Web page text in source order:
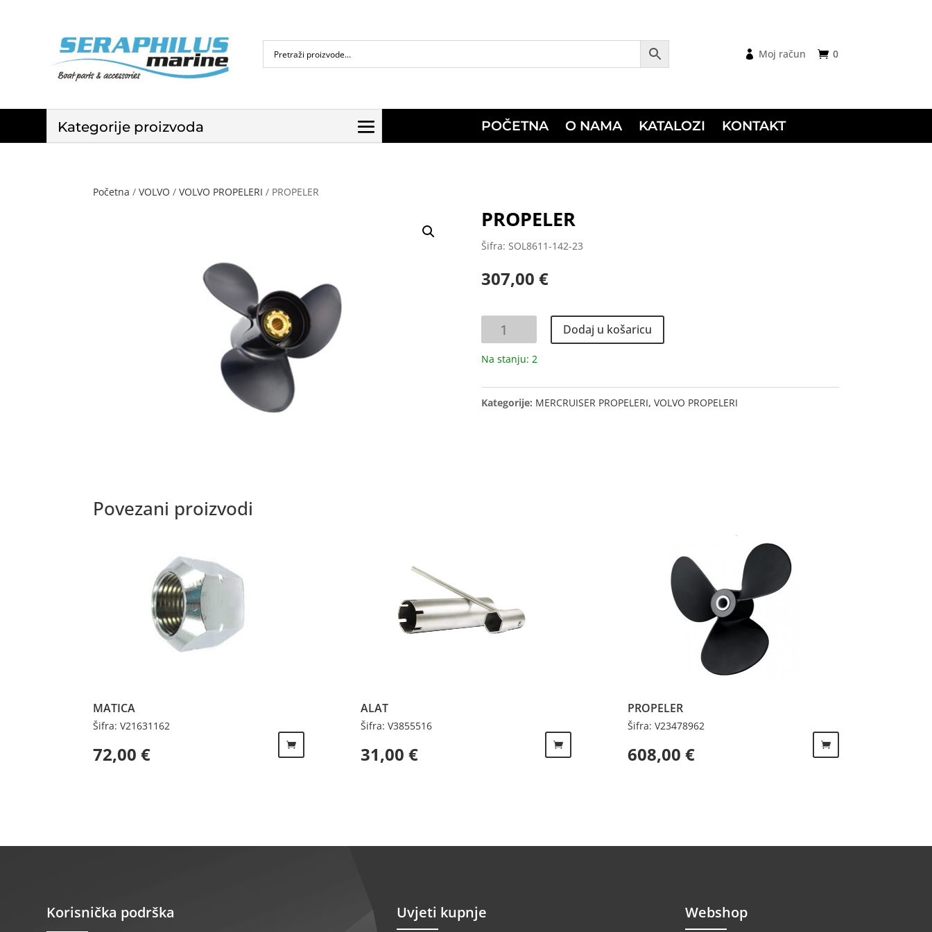
0
Moj račun
Kategorije proizvoda POČETNA O NAMA KATALOZI KONTAKT
Početna /VOLVO /VOLVO PROPELERI / PROPELER
PROPELER
Šifra: SOL8611-142-23
307,00 €
PROPELER
količina
Dodaj u košaricu
Na stanju: 2
Kategorije: MERCRUISER PROPELERI, VOLVO PROPELERI
Povezani proizvodi
MATICA
Šifra: V21631162
72,00€
ALAT
Šifra: V3855516
31,00 €
PROPELER
Šifra: V23478962
608,00 €
Korisnička podrška Uvjeti kupnje Webshop